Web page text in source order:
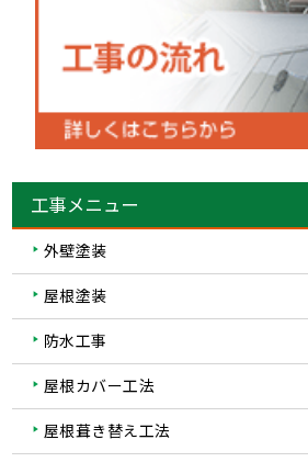
工事メニュー
外壁塗装
屋根塗装
防水工事
屋根カバー工法
屋根葺き替え工法